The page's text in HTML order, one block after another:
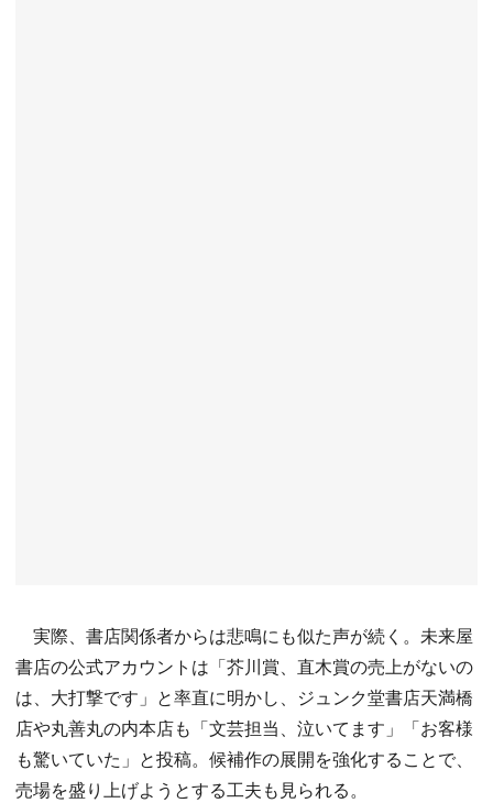
実際、書店関係者からは悲鳴にも似た声が続く。未来屋
書店の公式アカウントは「芥川賞、直木賞の売上がないの
は、大打撃です」と率直に明かし、ジュンク堂書店天満橋
店や丸善丸の内本店も「文芸担当、泣いてます」「お客様
も驚いていた」と投稿。候補作の展開を強化することで、
売場を盛り上げようとする工夫も見られる。